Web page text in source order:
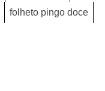
folheto pingo doce